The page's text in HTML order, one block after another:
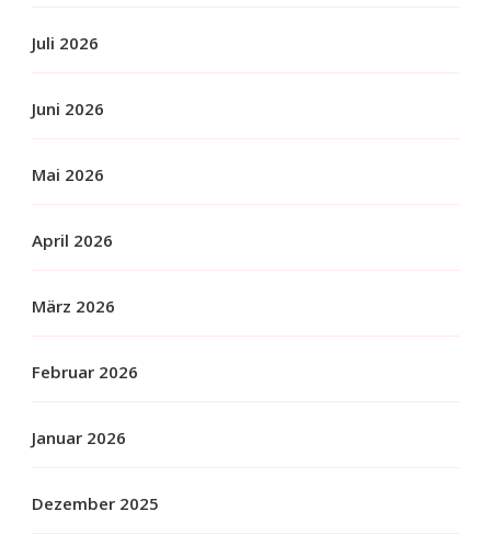
Juli 2026
Juni 2026
Mai 2026
April 2026
März 2026
Februar 2026
Januar 2026
Dezember 2025